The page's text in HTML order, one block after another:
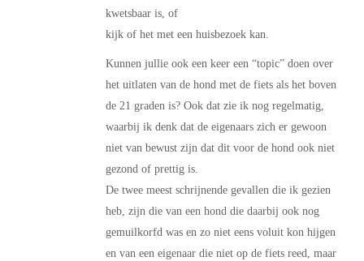
kwetsbaar is, of
kijk of het met een huisbezoek kan.
Kunnen jullie ook een keer een “topic” doen over
het uitlaten van de hond met de fiets als het boven
de 21 graden is? Ook dat zie ik nog regelmatig,
waarbij ik denk dat de eigenaars zich er gewoon
niet van bewust zijn dat dit voor de hond ook niet
gezond of prettig is.
De twee meest schrijnende gevallen die ik gezien
heb, zijn die van een hond die daarbij ook nog
gemuilkorfd was en zo niet eens voluit kon hijgen
en van een eigenaar die niet op de fiets reed, maar